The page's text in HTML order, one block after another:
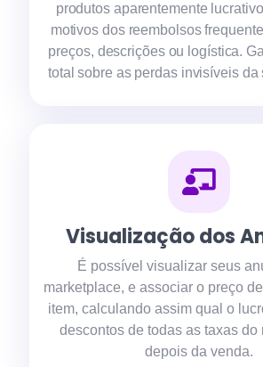
produtos aparentemente
motivos dos reembolsos
preços, descrições ou logística.
total sobre as perdas invisíveis da
Visualização dos
É possível visualizar seus
marketplace, e associar o preço
item, calculando assim qual o
descontos de todas as taxas do
depois da venda.